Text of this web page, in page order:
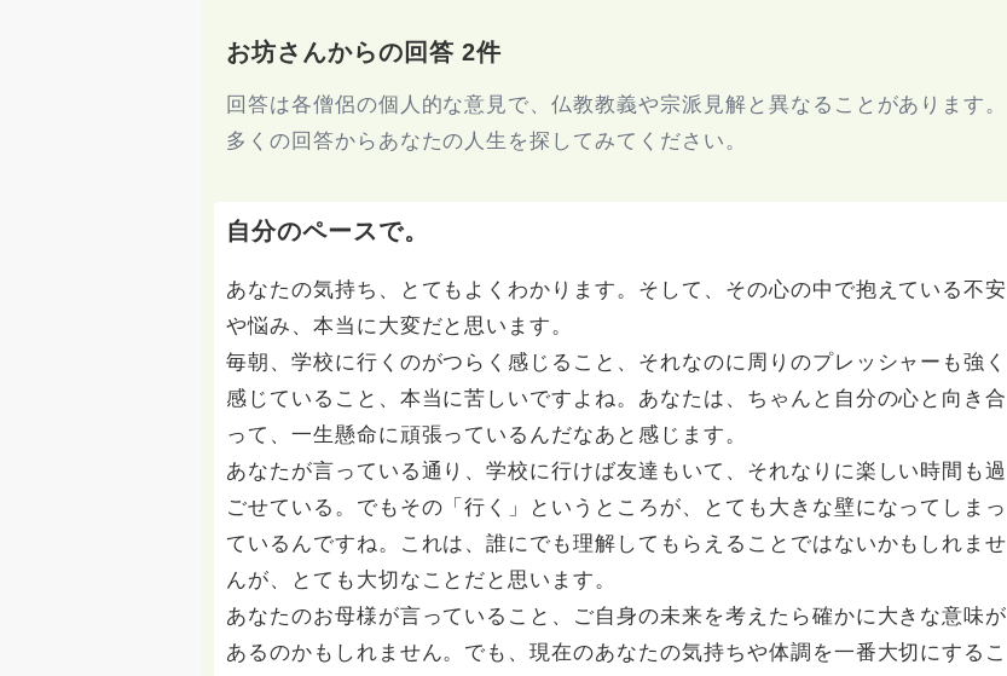
お坊さんからの回答 2件
回答は各僧侶の個人的な意見で、仏教教義や宗派見解と異なることがあります。
多くの回答からあなたの人生を探してみてください。
自分のペースで。
あなたの気持ち、とてもよくわかります。そして、その心の中で抱えている不安
や悩み、本当に大変だと思います。
毎朝、学校に行くのがつらく感じること、それなのに周りのプレッシャーも強く
感じていること、本当に苦しいですよね。あなたは、ちゃんと自分の心と向き合
って、一生懸命に頑張っているんだなあと感じます。
あなたが言っている通り、学校に行けば友達もいて、それなりに楽しい時間も過
ごせている。でもその「行く」というところが、とても大きな壁になってしまっ
ているんですね。これは、誰にでも理解してもらえることではないかもしれませ
んが、とても大切なことだと思います。
あなたのお母様が言っていること、ご自身の未来を考えたら確かに大きな意味が
あるのかもしれません。でも、現在のあなたの気持ちや体調を一番大切にするこ